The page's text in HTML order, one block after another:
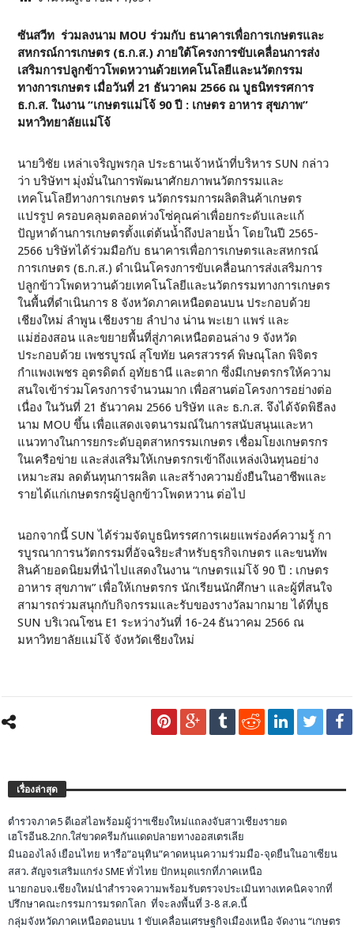
ซันสวีท ร่วมลงนาม MOU ร่วมกับ ธนาคารเพื่อการเกษตรและ
สหกรณ์การเกษตร (ธ.ก.ส.) ภายใต้โครงการขับเคลื่อนการส่ง
เสริมการปลูกข้าวโพดหวานด้วยเทคโนโลยีและนวัตกรรม
ทางการเกษตร เมื่อวันที่ 21 ธันวาคม 2566 ณ บูธนิทรรศการ
ธ.ก.ส. ในงาน “เกษตรแม่โจ้ 90 ปี : เกษตร อาหาร สุขภาพ”
มหาวิทยาลัยแม่โจ้
นายวิชัย เหล่าเจริญพรกุล ประธานเจ้าหน้าที่บริหาร SUN กล่าว
ว่า บริษัทฯ มุ่งมั่นในการพัฒนาศักยภาพนวัตกรรมและ
เทคโนโลยีทางการเกษตร นวัตกรรมการผลิตสินค้าเกษตร
แปรรูป ครอบคลุมตลอดห่วงโซ่คุณค่าเพื่อยกระดับและแก้
ปัญหาด้านการเกษตรตั้งแต่ต้นน้ำถึงปลายน้ำ โดยในปี 2565-
2566 บริษัทได้ร่วมมือกับ ธนาคารเพื่อการเกษตรและสหกรณ์
การเกษตร (ธ.ก.ส.) ดำเนินโครงการขับเคลื่อนการส่งเสริมการ
ปลูกข้าวโพดหวานด้วยเทคโนโลยีและนวัตกรรมทางการเกษตร
ในพื้นที่ดำเนินการ 8 จังหวัดภาคเหนือตอนบน ประกอบด้วย
เชียงใหม่ ลำพูน เชียงราย ลำปาง น่าน พะเยา แพร่ และ
แม่ฮ่องสอน และขยายพื้นที่สู่ภาคเหนือตอนล่าง 9 จังหวัด
ประกอบด้วย เพชรบูรณ์ สุโขทัย นครสวรรค์ พิษณุโลก พิจิตร
กำแพงเพชร อุตรดิตถ์ อุทัยธานี และตาก ซึ่งมีเกษตรกรให้ความ
สนใจเข้าร่วมโครงการจำนวนมาก เพื่อสานต่อโครงการอย่างต่อ
เนื่อง ในวันที่ 21 ธันวาคม 2566 บริษัท และ ธ.ก.ส. จึงได้จัดพิธีลง
นาม MOU ขึ้น เพื่อแสดงเจตนารมณ์ในการสนับสนุนและหา
แนวทางในการยกระดับอุตสาหกรรมเกษตร เชื่อมโยงเกษตรกร
ในเครือข่าย และส่งเสริมให้เกษตรกรเข้าถึงแหล่งเงินทุนอย่าง
เหมาะสม ลดต้นทุนการผลิต และสร้างความยั่งยืนในอาชีพและ
รายได้แก่เกษตรกรผู้ปลูกข้าวโพดหวาน ต่อไป
นอกจากนี้ SUN ได้ร่วมจัดบูธนิทรรศการเผยแพร่องค์ความรู้ กา
รบูรณาการนวัตกรรมที่อัจฉริยะสำหรับธุรกิจเกษตร และขนทัพ
สินค้ายอดนิยมที่นำไปแสดงในงาน “เกษตรแม่โจ้ 90 ปี : เกษตร
อาหาร สุขภาพ” เพื่อให้เกษตรกร นักเรียนนักศึกษา และผู้ที่สนใจ
สามารถร่วมสนุกกับกิจกรรมและรับของรางวัลมากมาย ได้ที่บูธ
SUN บริเวณโซน E1 ระหว่างวันที่ 16-24 ธันวาคม 2566 ณ
มหาวิทยาลัยแม่โจ้ จังหวัดเชียงใหม่
เรื่องล่าสุด
ตำรวจภาค5 ดีเอสไอพร้อมผู้ว่าฯเชียงใหม่แถลงจับสาวเชียงรายด
เฮโรอีน8.2กก.ใส่ขวดครีมกันแดดปลายทางออสเตรเลีย
มินอองไลง์ เยือนไทย หารือ”อนุทิน”คาดหนุนความร่วมมือ-จุดยืนในอาเซียน
สสว. สัญจรเสริมแกร่ง SME ทั่วไทย ปักหมุดแรกที่ภาคเหนือ
นายกอบจ.เชียงใหม่นำสำรวจความพร้อมรับตรวจประเมินทางเทคนิคจากที่
ปรึกษาคณะกรรมการมรดกโลก ที่จะลงพื้นที่ 3-8 ส.ค.นี้
กลุ่มจังหวัดภาคเหนือตอนบน 1 ขับเคลื่อนเศรษฐกิจเมืองเหนือ จัดงาน “เกษตร